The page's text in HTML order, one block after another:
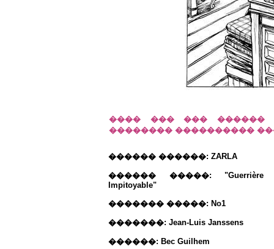
���� ��� ��� ������
�������� ����������
������ ������: ZARLA
������ �����: "Guerrière
Impitoyable"
������� �����: No1
�������: Jean-Luis Janssens
������: Bec Guilhem